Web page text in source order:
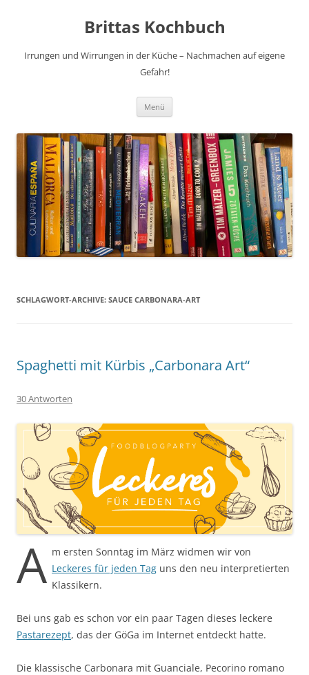
Brittas Kochbuch
Irrungen und Wirrungen in der Küche – Nachmachen auf eigene
Gefahr!
Menü
SCHLAGWORT-ARCHIVE: SAUCE CARBONARA-ART
Spaghetti mit Kürbis „Carbonara Art“
30 Antworten
A m ersten Sonntag im März widmen wir von
Leckeres für jeden Tag uns den neu interpretierten
Klassikern.
Bei uns gab es schon vor ein paar Tagen dieses leckere
Pastarezept, das der GöGa im Internet entdeckt hatte.
Die klassische Carbonara mit Guanciale, Pecorino romano